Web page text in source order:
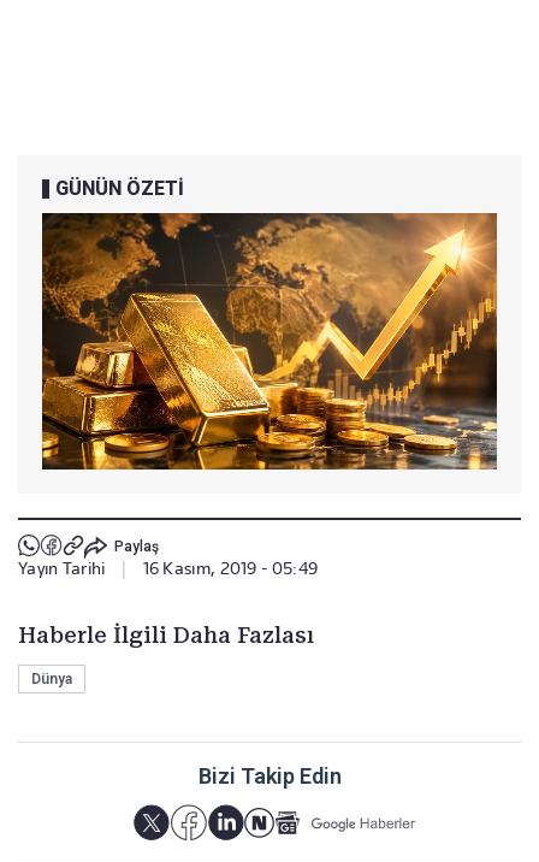
GÜNÜN ÖZETİ
Paylaş
Yayın Tarihi | 16 Kasım, 2019 - 05:49
Haberle İlgili Daha Fazlası
Dünya
Bizi Takip Edin